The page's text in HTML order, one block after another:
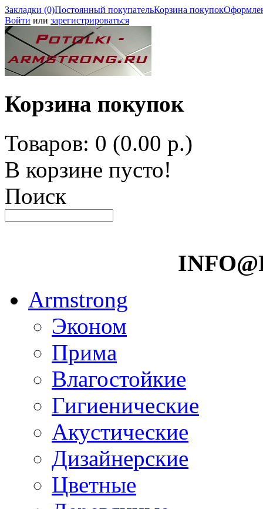
Закладки (0)Постоянный покупательКорзина покупок
Войти или зарегистрироваться
Корзина покупок
Товаров: 0 (0.00 р.)
В корзине пусто!
Поиск
Armstrong
Эконом
Прима
Влагостойкие
Гигиенические
Акустические
Дизайнерские
Цветные